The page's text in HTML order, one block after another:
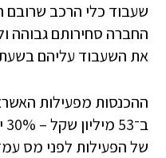
שעבוד כלי הרכב שרובם
החברה סחירותם גבוהה
את השעבוד עליהם